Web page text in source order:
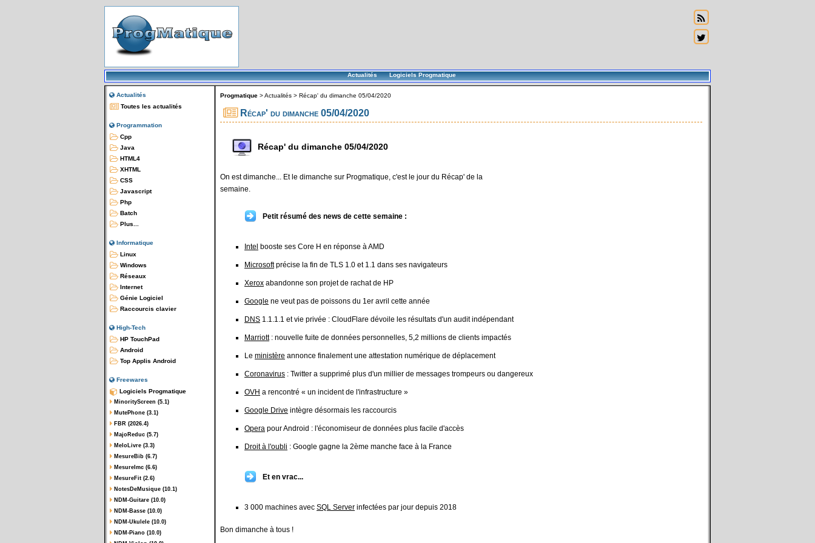
Actualités Logiciels Progmatique
Actualités
Toutes les actualités
Programmation
Cpp
Java
HTML4
XHTML
CSS
Javascript
Php
Batch
Plus...
Informatique
Linux
Windows
Réseaux
Internet
Génie Logiciel
Raccourcis clavier
High-Tech
HP TouchPad
Android
Top Applis Android
Freewares
Logiciels Progmatique
MinorityScreen (5.1)
MutePhone (3.1)
FBR (2026.4)
MajoReduc (5.7)
MeloLivre (3.3)
MesureBib (6.7)
MesureImc (6.6)
MesureFit (2.6)
NotesDeMusique (10.1)
NDM-Guitare (10.0)
NDM-Basse (10.0)
NDM-Ukulele (10.0)
NDM-Piano (10.0)
Progmatique >Actualités > Récap' du dimanche 05/04/2020
Récap' du dimanche 05/04/2020
Récap' du dimanche 05/04/2020
On est dimanche... Et le dimanche sur Progmatique, c'est le jour du Récap' de la
semaine.
Petit résumé des news de cette semaine :
Intel booste ses Core H en réponse à AMD
Microsoftprécise la fin de TLS 1.0 et 1.1 dans ses navigateurs
Xerox abandonne son projet de rachat de HP
Google ne veut pas de poissons du 1er avril cette année
DNS 1.1.1.1 et vie privée : CloudFlare dévoile les résultats d'un audit indépendant
Marriott: nouvelle fuite de données personnelles, 5,2 millions de clients impactés
Le ministère annonce finalement une attestation numérique de déplacement
Coronavirus : Twitter a supprimé plus d'un millier de messages trompeurs ou dangereux
OVH a rencontré « un incident de l'infrastructure »
Google Drive intègre désormais les raccourcis
Opera pour Android : l'économiseur de données plus facile d'accès
Droit à l'oubli : Google gagne la 2ème manche face à la France
Et en vrac...
3 000 machines avec SQL Server infectées par jour depuis 2018
Bon dimanche à tous !